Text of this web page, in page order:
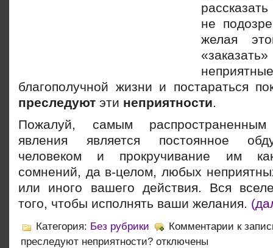
не
желая
благополучной жизни и постараться
преследуют эти неприятности.
Пожалуй, самым
явления является постоянное
человеком и прокручивание им
сомнений, да в-целом, любых
или иного вашего действия. Вся
того, чтобы исполнять ваши желания.
Категория: Без рубрики Комментарии к
преследуют неприятности? отключены